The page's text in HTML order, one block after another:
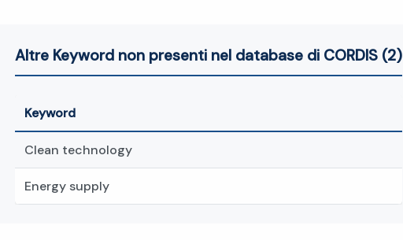
Altre Keyword non presenti nel database di CORDIS (2)
Keyword
Clean technology
Energy supply